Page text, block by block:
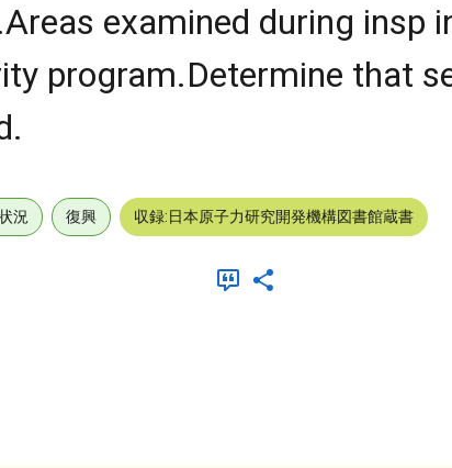
examined during insp
program.Determine that
況 復興 収録:日本原子力研究開発機構図書館蔵書